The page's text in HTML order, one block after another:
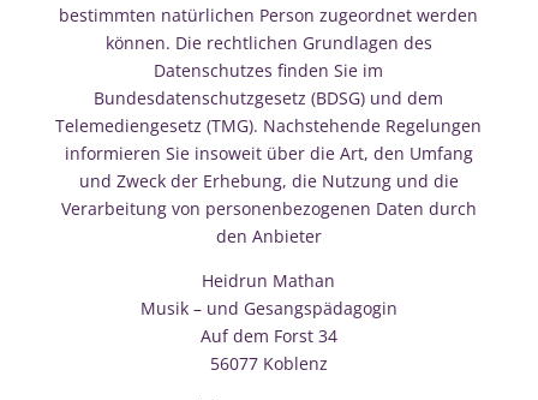
bestimmten natürlichen Person zugeordnet werden
können. Die rechtlichen Grundlagen des
Datenschutzes finden Sie im
Bundesdatenschutzgesetz (BDSG) und dem
Telemediengesetz (TMG). Nachstehende Regelungen
informieren Sie insoweit über die Art, den Umfang
und Zweck der Erhebung, die Nutzung und die
Verarbeitung von personenbezogenen Daten durch
den Anbieter
Heidrun Mathan
Musik – und Gesangspädagogin
Auf dem Forst 34
56077 Koblenz